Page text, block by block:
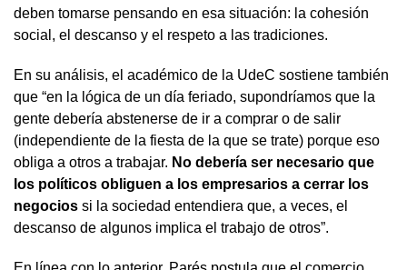
deben tomarse pensando en esa situación: la cohesión
social, el descanso y el respeto a las tradiciones.
En su análisis, el académico de la UdeC sostiene también
que “en la lógica de un día feriado, supondríamos que la
gente debería abstenerse de ir a comprar o de salir
(independiente de la fiesta de la que se trate) porque eso
obliga a otros a trabajar. No debería ser necesario que
los políticos obliguen a los empresarios a cerrar los
negocios si la sociedad entendiera que, a veces, el
descanso de algunos implica el trabajo de otros”.